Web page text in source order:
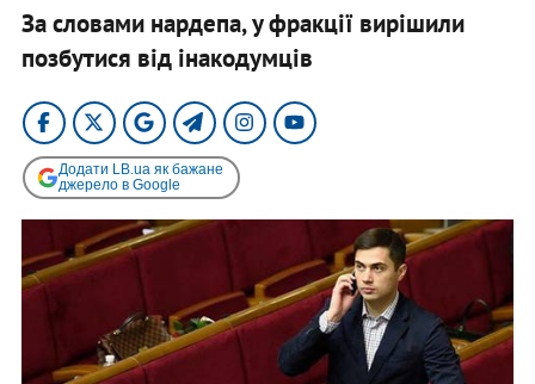
За словами нардепа, у фракції вирішили
позбутися від інакодумців
Додати LB.ua як бажане
джерело в Google